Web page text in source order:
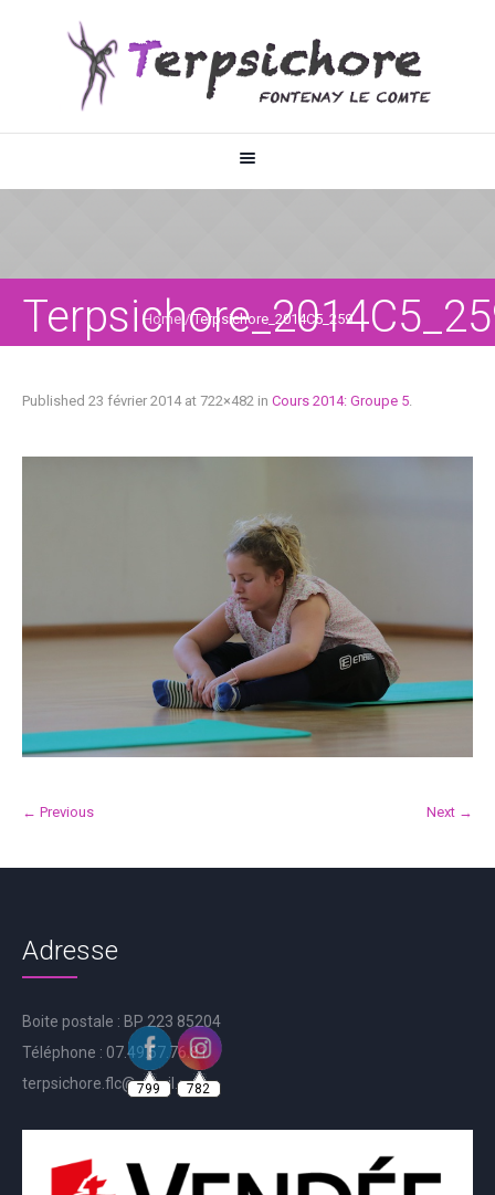
Home /Terpsichore_2014C5_259
Published 23 février 2014at 722×482 in Cours 2014: Groupe 5.
← Previous Next →
Adresse
Boite postale : BP 223 85204
Téléphone : 07.49.57.76.81
terpsichore.flc@gmail.com
799 782